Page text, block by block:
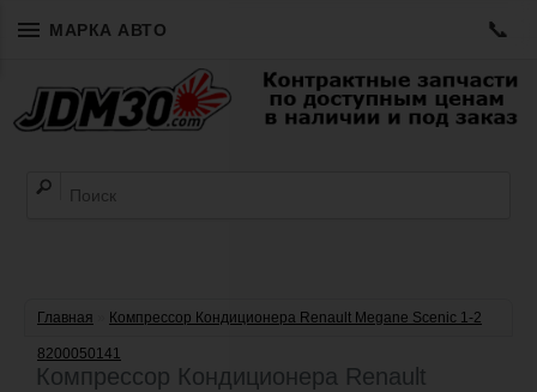
МАРКА АВТО 📞
Главная Компрессор Кондиционера Renault Megane Scenic 1-2
8200050141
Компрессор Кондиционера Renault